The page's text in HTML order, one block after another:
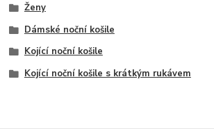
Ženy
Dámské noční košile
Kojící noční košile
Kojící noční košile s krátkým rukávem